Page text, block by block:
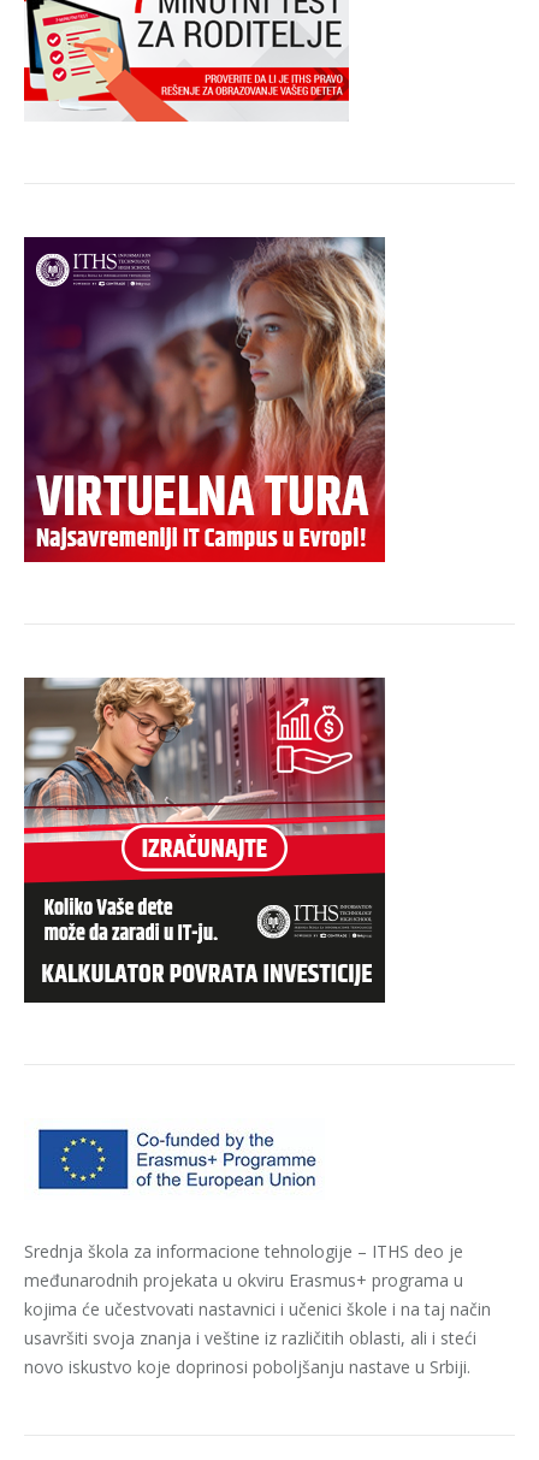
Srednja škola za informacione tehnologije – ITHS deo je
međunarodnih projekata u okviru Erasmus+ programa u
kojima će učestvovati nastavnici i učenici škole i na taj način
usavršiti svoja znanja i veštine iz različitih oblasti, ali i steći
novo iskustvo koje doprinosi poboljšanju nastave u Srbiji.